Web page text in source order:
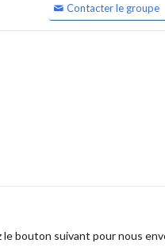
Contacter le groupe
bouton suivant pour nous